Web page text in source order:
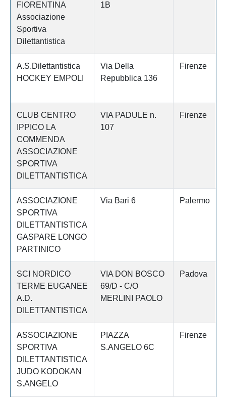
FIORENTINA
Associazione
Sportiva
Dilettantistica
1B
A.S.Dilettantistica
HOCKEY EMPOLI
Via Della
Repubblica 136
Firenze
CLUB CENTRO
IPPICO LA
COMMENDA
ASSOCIAZIONE
SPORTIVA
DILETTANTISTICA
VIA PADULE n.
107
Firenze
ASSOCIAZIONE
SPORTIVA
DILETTANTISTICA
GASPARE LONGO
PARTINICO
Via Bari 6 Palermo
SCI NORDICO
TERME EUGANEE
A.D.
DILETTANTISTICA
VIA DON BOSCO
69/D - C/O
MERLINI PAOLO
Padova
ASSOCIAZIONE
SPORTIVA
DILETTANTISTICA
JUDO KODOKAN
S.ANGELO
PIAZZA
S.ANGELO 6C
Firenze